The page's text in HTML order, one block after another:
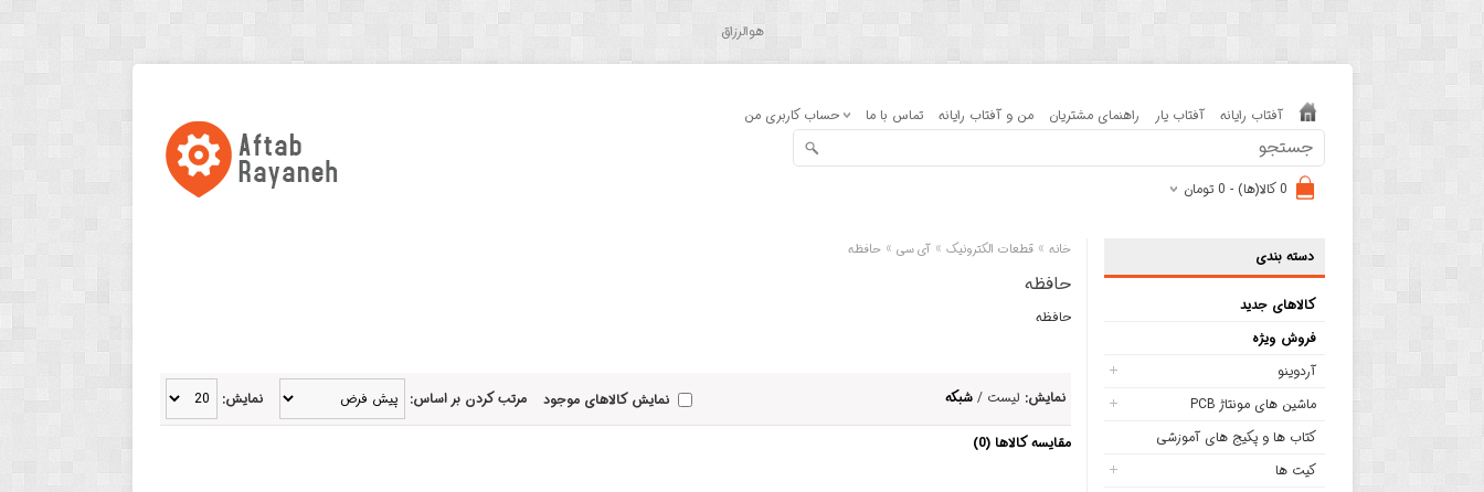
هوالرزاق
آفتاب رایانه آفتاب یار راهنمای مشتریان من و آفتاب رایانه تماس با ما حساب کاربری من
0 کالا(ها) - 0 تومان
دسته بندی
کالاهای جدید
فروش ویژه
آردوینو
ماشین های مونتاژ PCB
کتاب ها و پکیج های آموزشی
کیت ها
خانه »قطعات الکترونیک »آی سی »حافظه
حافظه
حافظه
نمایش: لیست /شبکه نمایش: مرتب کردن بر اساس: نمایش کالاهای موجود
مقایسه کالاها (0)